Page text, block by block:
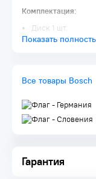
Гарантия
Комплектация:
Диск 1 шт.
Упаковка 1 шт.
Все товары Bosch